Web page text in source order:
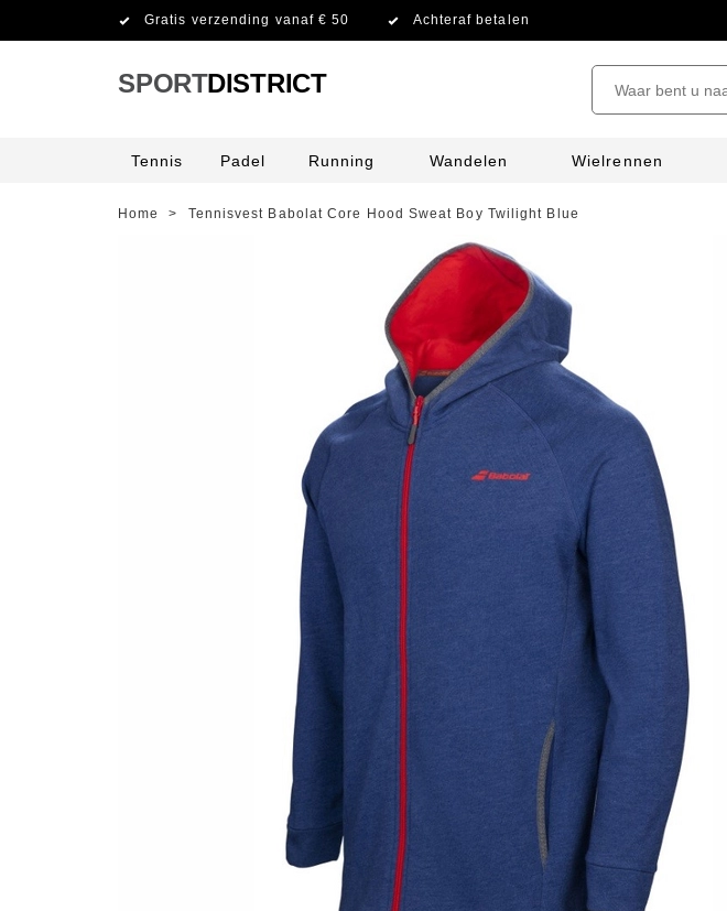
Gratis verzending vanaf € 50 Achteraf betalen
SPORTDISTRICT
Tennis Padel Running Wandelen Wielrennen
Home > Tennisvest Babolat Core Hood Sweat Boy Twilight Blue